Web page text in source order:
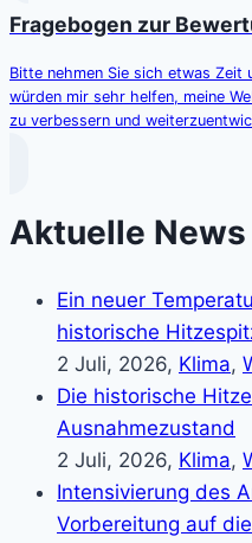
Fragebogen zur
Bitte nehmen Sie sich etwas Zeit
würden mir sehr helfen, meine
zu verbessern und
Aktuelle News
Ein neuer
historische
2 Juli, 2026, Klima,
Die historische
Ausnahmezustand
2 Juli, 2026, Klima,
Intensivierung des
Vorbereitung auf